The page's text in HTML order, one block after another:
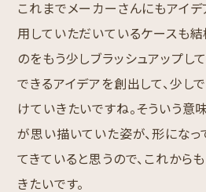
これまでメーカーさんにもアイ
用していただいているケースも結
のをもう少しブラッシュアップし
できるアイデアを創出して、少し
けていきたいですね。そういう意
が思い描いていた姿が、形になっ
てきていると思うので、これから
きたいです。